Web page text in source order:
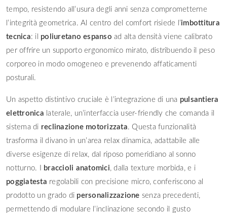
tempo, resistendo all’usura degli anni senza comprometterne
l’integrità geometrica. Al centro del comfort risiede l’imbottitura
tecnica: il poliuretano espanso ad alta densità viene calibrato
per offrire un supporto ergonomico mirato, distribuendo il peso
corporeo in modo omogeneo e prevenendo affaticamenti
posturali.
Un aspetto distintivo cruciale è l’integrazione di una pulsantiera
elettronica laterale, un’interfaccia user-friendly che comanda il
sistema di reclinazione motorizzata. Questa funzionalità
trasforma il divano in un’area relax dinamica, adattabile alle
diverse esigenze di relax, dal riposo pomeridiano al sonno
notturno. I
braccioli anatomici, dalla texture morbida, e i
poggiatesta regolabili con precisione micro, conferiscono al
prodotto un grado di personalizzazione senza precedenti,
permettendo di modulare l’inclinazione secondo il gusto